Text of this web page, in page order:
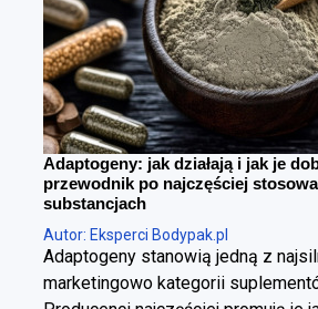
Adaptogeny: jak działają i jak je
przewodnik po najczęściej
substancjach
Autor: Eksperci Bodypak.pl
Adaptogeny stanowią jedną z
marketingowo kategorii